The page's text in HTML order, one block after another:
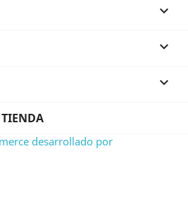



desarrollado por